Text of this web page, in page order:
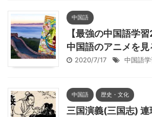
中国語
【最強の中国語学
中国語のアニメを見
2020/7/17 中国語学
中国語 歴史・文化
三国演義(三国志)